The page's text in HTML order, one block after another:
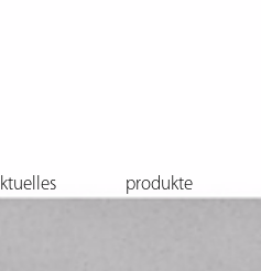
produkte